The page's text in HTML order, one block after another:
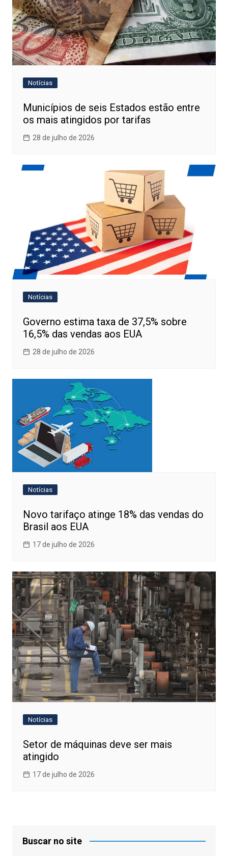
Notícias
Municípios de seis Estados estão entre
os mais atingidos por tarifas
28 de julho de 2026
Notícias
Governo estima taxa de 37,5% sobre
16,5% das vendas aos EUA
28 de julho de 2026
Notícias
Novo tarifaço atinge 18% das vendas do
Brasil aos EUA
17 de julho de 2026
Notícias
Setor de máquinas deve ser mais
atingido
17 de julho de 2026
Buscar no site